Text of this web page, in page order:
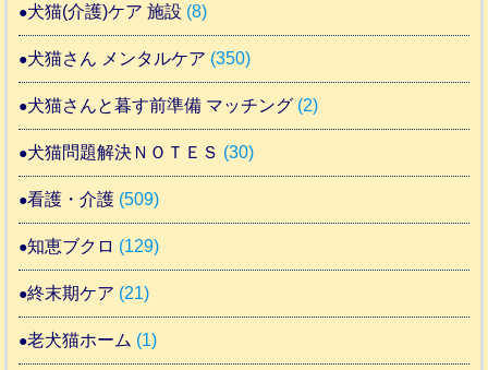
犬猫(介護)ケア 施設 (8)
犬猫さん メンタルケア (350)
犬猫さんと暮す前準備 マッチング (2)
犬猫問題解決ＮＯＴＥＳ (30)
看護・介護 (509)
知恵ブクロ (129)
終末期ケア (21)
老犬猫ホーム (1)